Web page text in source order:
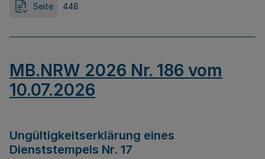
Seite 448
MB.NRW 2026 Nr. 186 vom
10.07.2026
Ungültigkeitserklärung eines
Dienststempels Nr. 17